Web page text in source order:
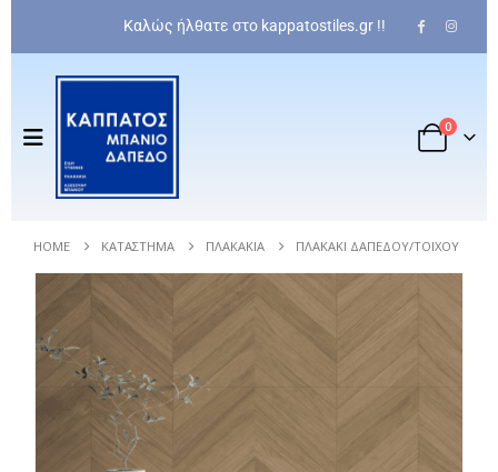
Καλώς ήλθατε στο kappatostiles.gr !!
0
HOME ΚΑΤΆΣΤΗΜΑ ΠΛΑΚΆΚΙΑ ΠΛΑΚΆΚΙ ΔΑΠΈΔΟΥ/ΤΟΊΧΟΥ